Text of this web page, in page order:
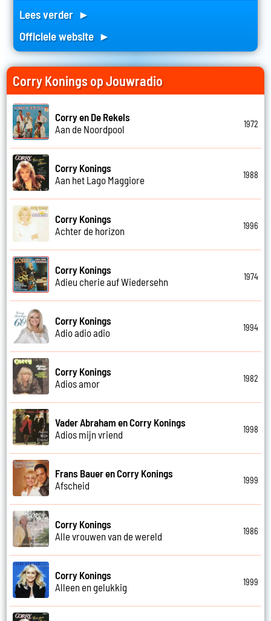
Lees verder ►
Officiele website ►
Corry Konings op Jouwradio
Corry en De Rekels
Aan de Noordpool
1972
Corry Konings
Aan het Lago Maggiore
1988
Corry Konings
Achter de horizon
1996
Corry Konings
Adieu cherie auf Wiedersehn
1974
Corry Konings
Adio adio adio
1994
Corry Konings
Adios amor
1982
Vader Abraham en Corry Konings
Adios mijn vriend
1998
Frans Bauer en Corry Konings
Afscheid
1999
Corry Konings
Alle vrouwen van de wereld
1986
Corry Konings
Alleen en gelukkig
1999